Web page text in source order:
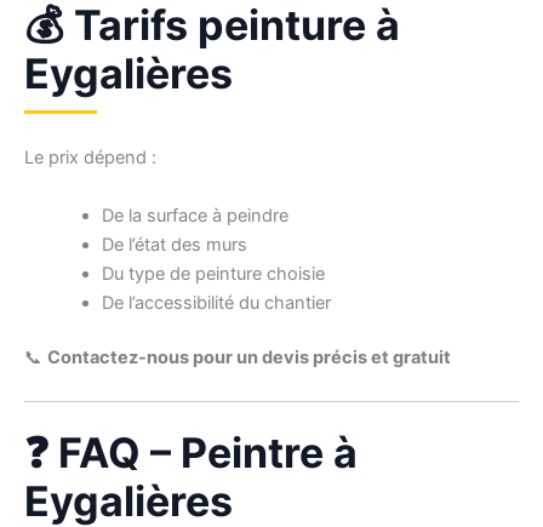
💰 Tarifs peinture à
Eygalières
Le prix dépend :
De la surface à peindre
De l’état des murs
Du type de peinture choisie
De l’accessibilité du chantier
📞 Contactez-nous pour un devis précis et gratuit
❓ FAQ – Peintre à
Eygalières